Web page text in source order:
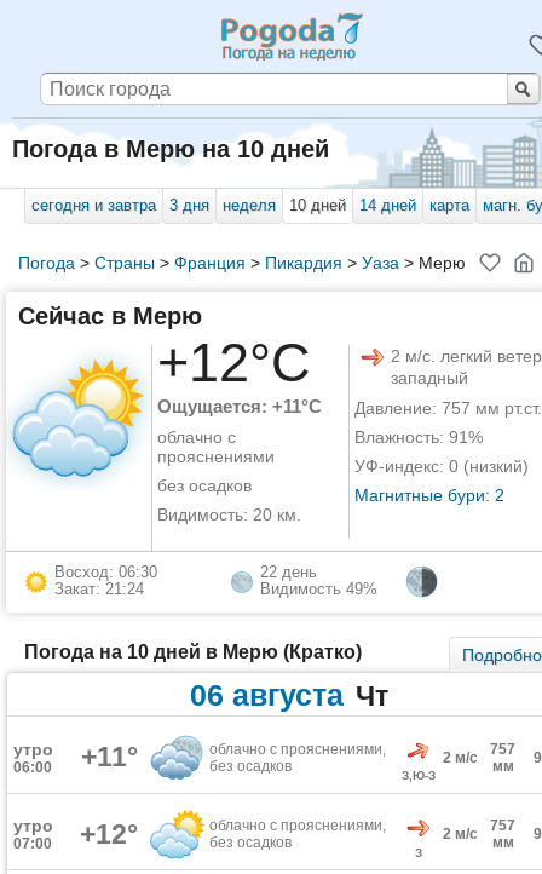
Погода в Мерю на 10 дней
сегодня и завтра 3 дня неделя 10 дней 14 дней карта магн.
Погода > Страны> Франция > Пикардия > Уаза > Мерю
Сейчас в Мерю
+12°C
Ощущается: +11°C
облачно с
прояснениями
без осадков
Видимость: 20 км.
2 м/с. легкий
западный
Давление: 757 мм рт.ст.
Влажность: 91%
УФ-индекс: 0 (низкий)
Магнитные бури: 2
Восход: 06:30
Закат: 21:24
22 день
Видимость 49%
Погода на 10 дней в Мерю (Кратко) Подробно
06 августа Чт
утро
06:00 +11°
облачно с прояснениями,
без осадков
З,Ю-З
2 м/с
757
мм
утро
07:00 +12°
облачно с прояснениями,
без осадков
З
2 м/с
757
мм